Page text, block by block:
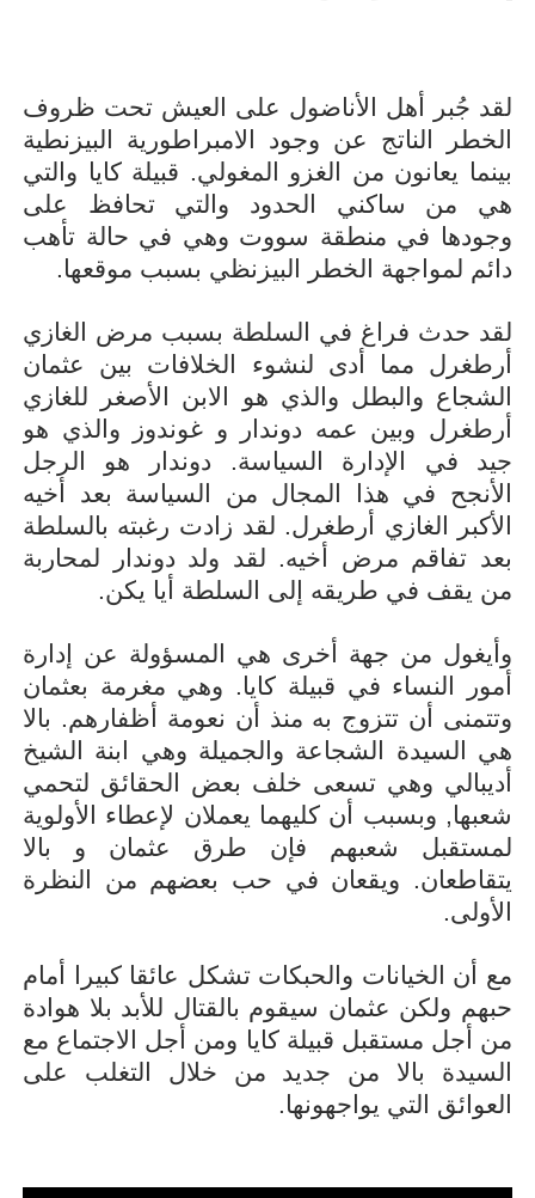
لقد جُبر أهل الأناضول على العيش تحت ظروف
الخطر الناتج عن وجود الامبراطورية البيزنطية
بينما يعانون من الغزو المغولي. قبيلة كايا والتي
هي من ساكني الحدود والتي تحافظ على
وجودها في منطقة سووت وهي في حالة تأهب
دائم لمواجهة الخطر البيزنظي بسبب موقعها.
لقد حدث فراغ في السلطة بسبب مرض الغازي
أرطغرل مما أدى لنشوء الخلافات بين عثمان
الشجاع والبطل والذي هو الابن الأصغر للغازي
أرطغرل وبين عمه دوندار و غوندوز والذي هو
جيد في الإدارة السياسة. دوندار هو الرجل
الأنجح في هذا المجال من السياسة بعد أخيه
الأكبر الغازي أرطغرل. لقد زادت رغبته بالسلطة
بعد تفاقم مرض أخيه. لقد ولد دوندار لمحاربة
من يقف في طريقه إلى السلطة أيا يكن.
وأيغول من جهة أخرى هي المسؤولة عن إدارة
أمور النساء في قبيلة كايا. وهي مغرمة بعثمان
وتتمنى أن تتزوج به منذ أن نعومة أظفارهم. بالا
هي السيدة الشجاعة والجميلة وهي ابنة الشيخ
أديبالي وهي تسعى خلف بعض الحقائق لتحمي
شعبها, وبسبب أن كليهما يعملان لإعطاء الأولوية
لمستقبل شعبهم فإن طرق عثمان و بالا
يتقاطعان. ويقعان في حب بعضهم من النظرة
الأولى.
مع أن الخيانات والحبكات تشكل عائقا كبيرا أمام
حبهم ولكن عثمان سيقوم بالقتال للأبد بلا هوادة
من أجل مستقبل قبيلة كايا ومن أجل الاجتماع مع
السيدة بالا من جديد من خلال التغلب على
العوائق التي يواجهونها.